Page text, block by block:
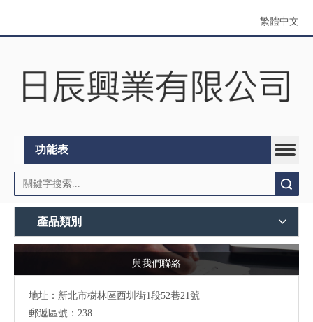
繁體中文
功能表
產品類別
與我們聯絡
地址： 新北市樹林區西圳街1段52巷21號
郵遞區號：238